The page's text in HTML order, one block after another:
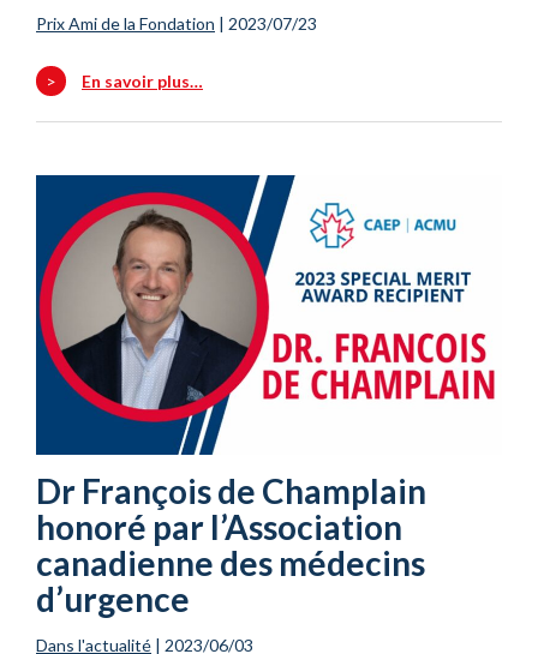
Prix Ami de la Fondation 2023/07/23
> En savoir plus…
Dr François de Champlain
honoré par l’Association
canadienne des médecins
d’urgence
Dans l'actualité | 2023/06/03